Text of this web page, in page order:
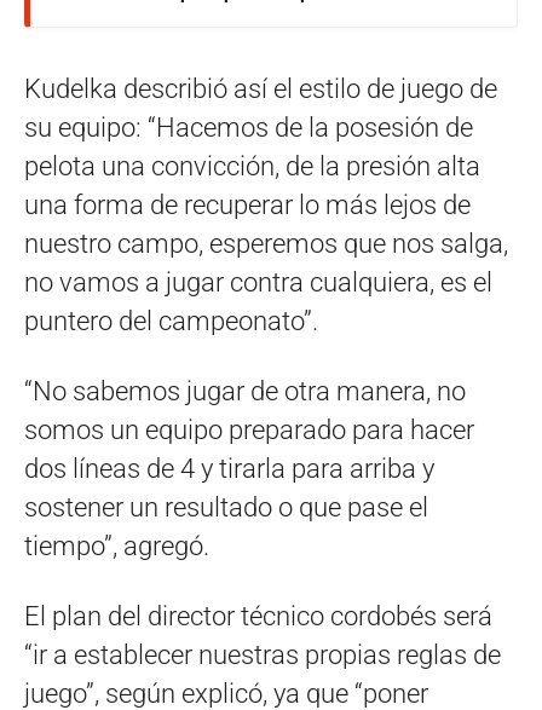
Kudelka describió así el estilo de juego de
su equipo: “Hacemos de la posesión de
pelota una convicción, de la presión alta
una forma de recuperar lo más lejos de
nuestro campo, esperemos que nos salga,
no vamos a jugar contra cualquiera, es el
puntero del campeonato”.
“No sabemos jugar de otra manera, no
somos un equipo preparado para hacer
dos líneas de 4 y tirarla para arriba y
sostener un resultado o que pase el
tiempo”, agregó.
El plan del director técnico cordobés será
“ir a establecer nuestras propias reglas de
juego”, según explicó, ya que “poner